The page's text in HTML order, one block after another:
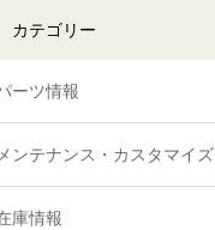
カテゴリー
ーツ情報
ンテナンス・カスタマイズ
庫情報